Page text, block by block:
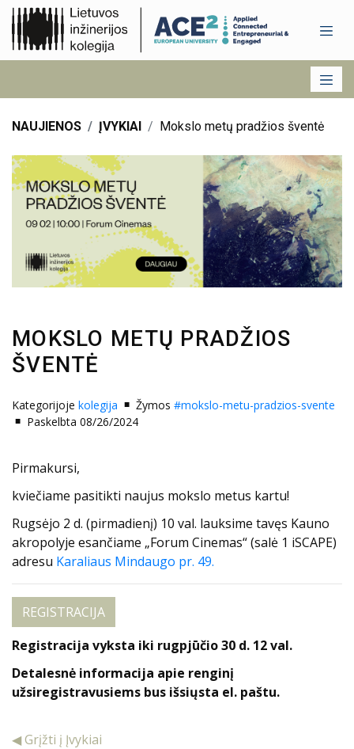
NAUJIENOS ĮVYKIAI Mokslo metų pradžios šventė
MOKSLO METŲ PRADŽIOS
ŠVENTĖ
Kategorijoje kolegija Žymos #mokslo-metu-pradzios-svente
Paskelbta 08/26/2024
Pirmakursi,
kviečiame pasitikti naujus mokslo metus kartu!
Rugsėjo 2 d. (pirmadienį) 10 val. lauksime tavęs Kauno
akropolyje esančiame „Forum Cinemas“ (salė 1 iSCAPE)
adresu Karaliaus Mindaugo pr. 49.
REGISTRACIJA
Registracija vyksta iki rugpjūčio 30 d. 12 val.
Detalesnė informacija apie renginį
užsiregistravusiems bus išsiųsta el. paštu.
◀ Grįžti į Įvykiai